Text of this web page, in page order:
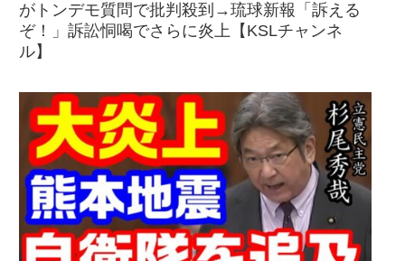
がトンデモ質問で批判殺到→琉球新報「訴える
ぞ！」訴訟恫喝でさらに炎上【KSLチャンネ
ル】